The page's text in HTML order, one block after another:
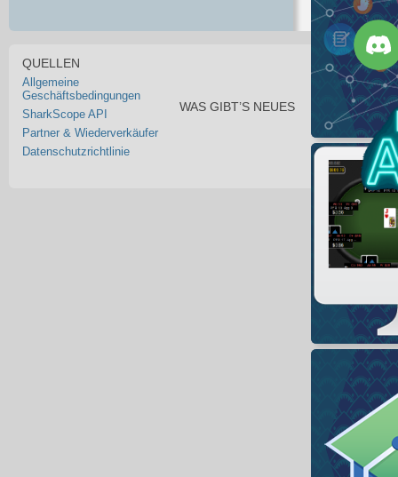
QUELLEN
Allgemeine
Geschäftsbedingungen
SharkScope API
Partner & Wiederverkäufer
Datenschutzrichtlinie
WAS GIBT’S NEUES